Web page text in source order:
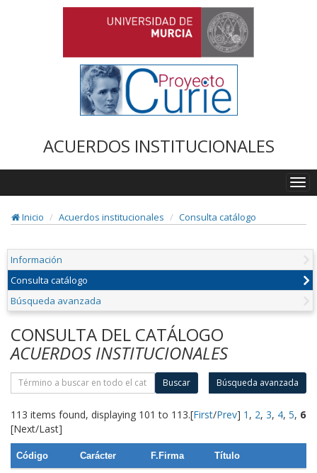
ACUERDOS INSTITUCIONALES
Inicio
Acuerdos institucionales Consulta catálogo
Información
Consulta catálogo
Búsqueda avanzada
CONSULTA DEL CATÁLOGO
ACUERDOS INSTITUCIONALES
Buscar Búsqueda avanzada
113 items found, displaying 101 to 113.[First/Prev] 1 , 2, 3, 4, 5, 6
[Next/Last]
Código Carácter F.Firma Título